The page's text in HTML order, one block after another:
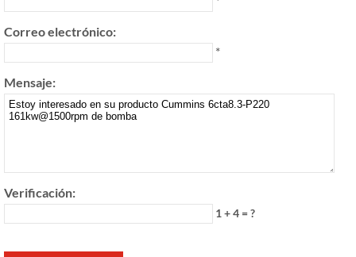
Correo electrónico:
*
Mensaje:
Verificación:
1 + 4 = ?